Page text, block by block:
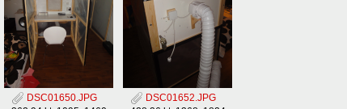
DSC01650.JPG
DSC01652.JPG